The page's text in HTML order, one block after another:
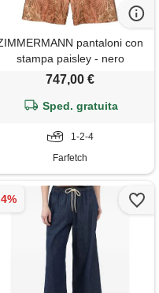
pantaloni con
stampa paisley - nero
747,00 €
Sped. gratuita
1-2-4
Farfetch